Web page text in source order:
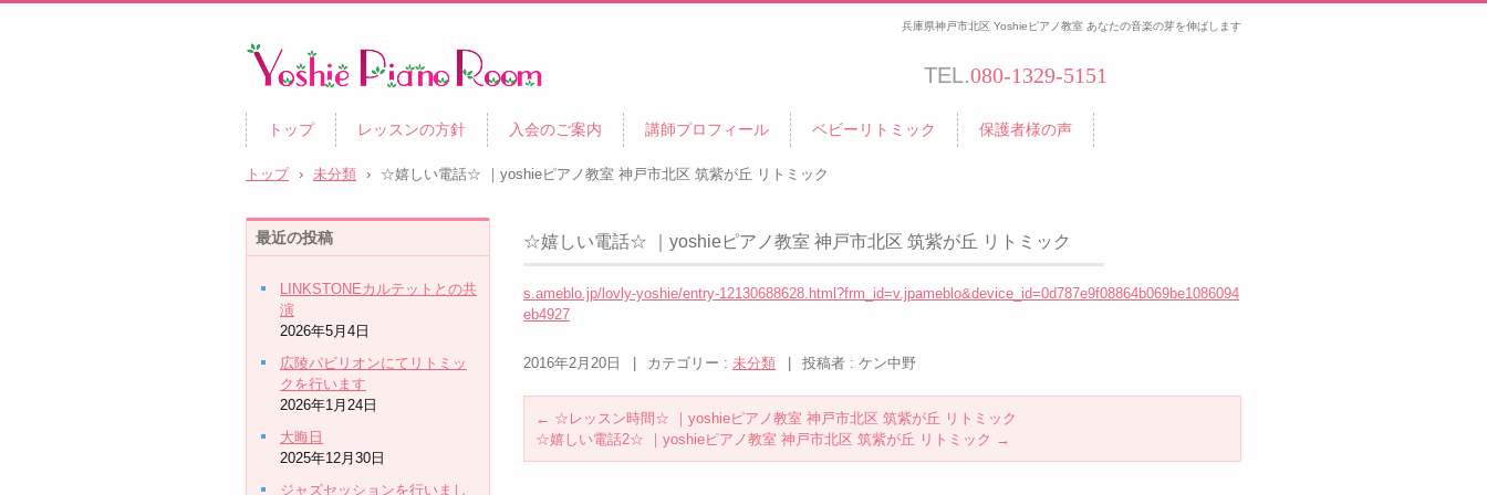
兵庫県神戸市北区 Yoshieピアノ教室 あなたの音楽の芽を伸ばします
TEL.080-1329-5151
トップ レッスンの方針 入会のご案内 講師プロフィール ベビーリトミック 保護者様の声
トップ › 未分類 › ☆嬉しい電話☆ ｜yoshieピアノ教室 神戸市北区 筑紫が丘 リトミック
☆嬉しい電話☆ ｜yoshieピアノ教室 神戸市北区 筑紫が丘 リトミック
s.ameblo.jp/lovly-yoshie/entry-12130688628.html?frm_id=v.jpameblo&device_id=0d787e9f08864b069be1086094
eb4927
2016年2月20日 カテゴリー : 未分類 投稿者 : ケン中野
← ☆レッスン時間☆ ｜yoshieピアノ教室 神戸市北区 筑紫が丘 リトミック
☆嬉しい電話2☆ ｜yoshieピアノ教室 神戸市北区 筑紫が丘 リトミック →
最近の投稿
LINKSTONEカルテットとの共
演
2026年5月4日
広陵パビリオンにてリトミッ
クを行います
2026年1月24日
大晦日
2025年12月30日
ジャズセッションを行いまし